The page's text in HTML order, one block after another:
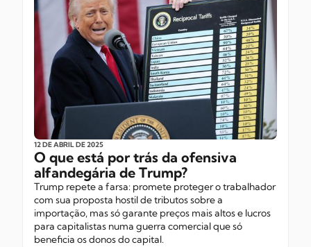
12 DE ABRILDE 2025
O que está por trás da ofensiva
alfandegária de Trump?
Trump repete a farsa: promete proteger o trabalhador
com sua proposta hostil de tributos sobre a
importação, mas só garante preços mais altos e lucros
para capitalistas numa guerra comercial que só
beneficia os donos do capital.